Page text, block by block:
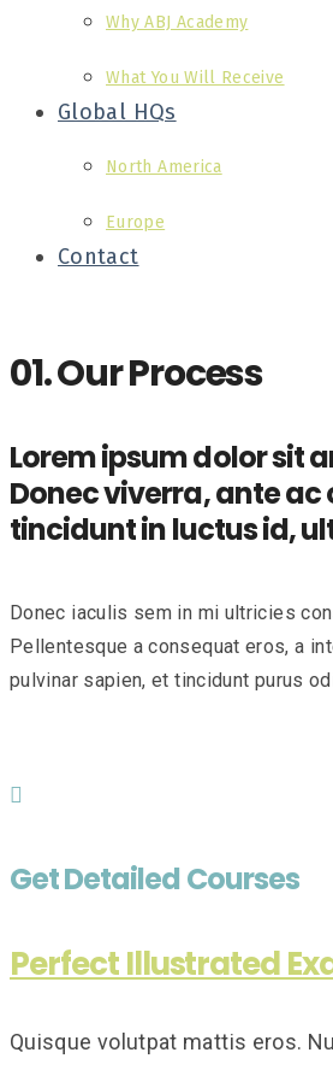
Why ABJ Academy
What You Will Receive
Global HQs
North America
Europe
Contact
01. Our Process
Lorem ipsum dolor sit
Donec viverra, ante
tincidunt in luctus id,
Donec iaculis sem in mi ultricies
Pellentesque a consequat eros, a
pulvinar sapien, et tincidunt purus
Get Detailed Courses
Perfect Illustrated
Quisque volutpat mattis eros.